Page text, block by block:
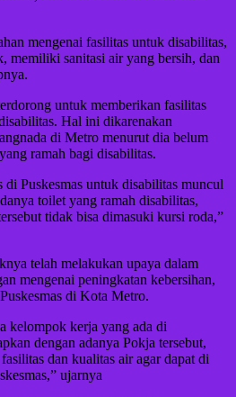
mengenai fasilitas untuk disabilitas,
memiliki sanitasi air yang bersih, dan
untuk memberikan fasilitas
Hal ini dikarenakan
di Metro menurut dia belum
ramah bagi disabilitas.
Puskesmas untuk disabilitas muncul
toilet yang ramah disabilitas,
tidak bisa dimasuki kursi roda,”
telah melakukan upaya dalam
mengenai peningkatan kebersihan,
di Kota Metro.
kelompok kerja yang ada di
dengan adanya Pokja tersebut,
dan kualitas air agar dapat di
ujarnya